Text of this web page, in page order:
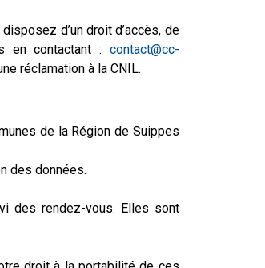
d’un droit d’accès, de
en contactant : contact@cc-
réclamation à la CNIL.
de la Région de Suippes
des données.
des rendez-vous. Elles sont